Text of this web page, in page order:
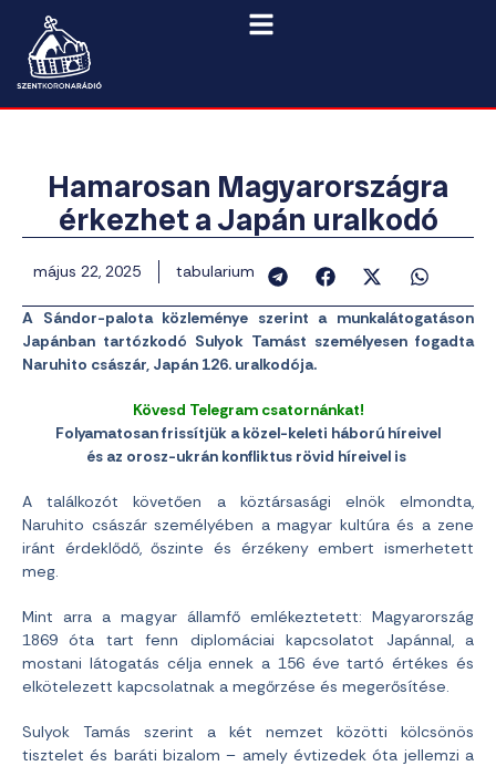
Hamarosan Magyarországra
érkezhet a Japán uralkodó
május 22, 2025 tabularium
A Sándor-palota közleménye szerint a munkalátogatáson
Japánban tartózkodó Sulyok Tamást személyesen fogadta
Naruhito császár, Japán 126. uralkodója.
Kövesd Telegram csatornánkat!
Folyamatosan frissítjük a közel-keleti háború híreivel
és az orosz-ukrán konfliktus rövid híreivel is
A találkozót követően a köztársasági elnök elmondta,
Naruhito császár személyében a magyar kultúra és a zene
iránt érdeklődő, őszinte és érzékeny embert ismerhetett
meg.
Mint arra a magyar államfő emlékeztetett: Magyarország
1869 óta tart fenn diplomáciai kapcsolatot Japánnal, a
mostani látogatás célja ennek a 156 éve tartó értékes és
elkötelezett kapcsolatnak a megőrzése és megerősítése.
Sulyok Tamás szerint a két nemzet közötti kölcsönös
tisztelet és baráti bizalom – amely évtizedek óta jellemzi a